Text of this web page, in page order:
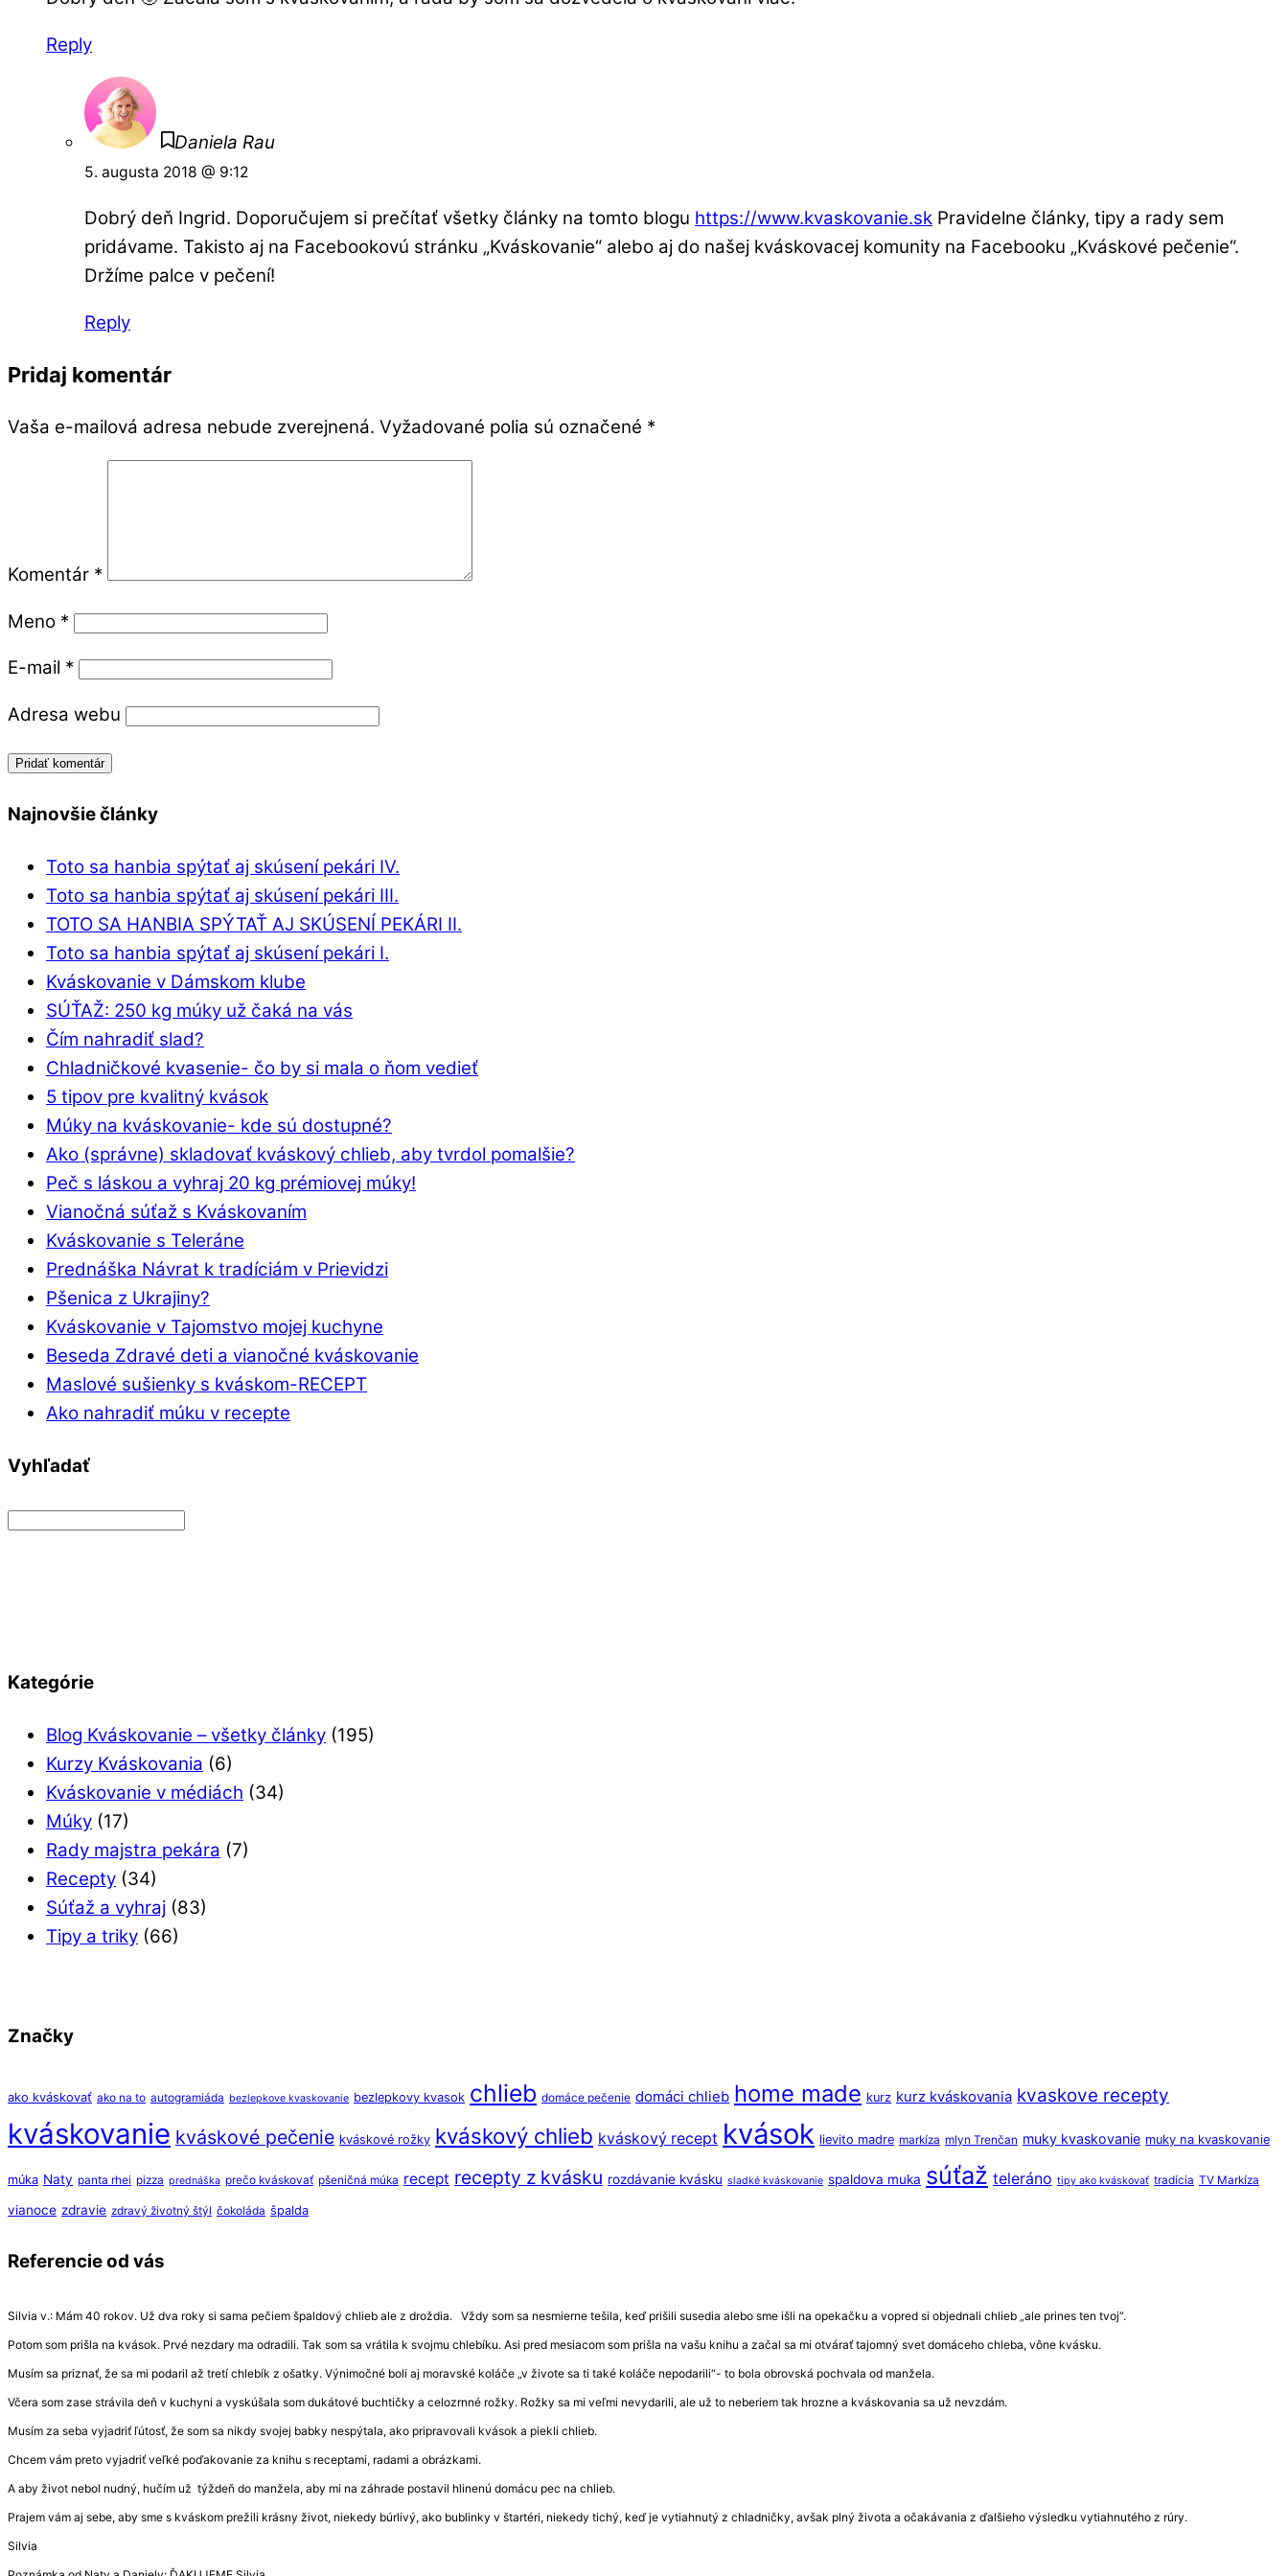
Reply
Daniela Rau
5. augusta 2018 @ 9:12
Dobrý deň Ingrid. Doporučujem si prečítať všetky články na tomto blogu https://www.kvaskovanie.sk Pravidelne články, tipy a rady sem
pridávame. Takisto aj na Facebookovú stránku „Kváskovanie“ alebo aj do našej kváskovacej komunity na Facebooku „Kváskové pečenie“.
Držíme palce v pečení!
Reply
Pridaj komentár
Vaša e-mailová adresa nebude zverejnená. Vyžadované polia sú označené *
Komentár *
Meno *
E-mail *
Adresa webu
Najnovšie články
Toto sa hanbia spýtať aj skúsení pekári IV.
Toto sa hanbia spýtať aj skúsení pekári III.
TOTO SA HANBIA SPÝTAŤ AJ SKÚSENÍ PEKÁRI II.
Toto sa hanbia spýtať aj skúsení pekári I.
Kváskovanie v Dámskom klube
SÚŤAŽ: 250 kg múky už čaká na vás
Čím nahradiť slad?
Chladničkové kvasenie- čo by si mala o ňom vedieť
5 tipov pre kvalitný kvások
Múky na kváskovanie- kde sú dostupné?
Ako (správne) skladovať kváskový chlieb, aby tvrdol pomalšie?
Peč s láskou a vyhraj 20 kg prémiovej múky!
Vianočná súťaž s Kváskovaním
Kváskovanie s Teleráne
Prednáška Návrat k tradíciám v Prievidzi
Pšenica z Ukrajiny?
Kváskovanie v Tajomstvo mojej kuchyne
Beseda Zdravé deti a vianočné kváskovanie
Maslové sušienky s kváskom-RECEPT
Ako nahradiť múku v recepte
Vyhľadať
Kategórie
Blog Kváskovanie – všetky články (195)
Kurzy Kváskovania (6)
Kváskovanie v médiách (34)
Múky (17)
Rady majstra pekára (7)
Recepty (34)
Súťaž a vyhraj (83)
Tipy a triky (66)
Značky
ako kváskovať ako na to autogramiáda bezlepkove kvaskovanie bezlepkovy kvasok chlieb domáce pečenie domáci chlieb home made kurz kurz kváskovania kvaskove recepty
kváskovanie kváskové pečenie kváskové rožky kváskový chlieb kváskový recept kvások lievito madre markíza mlyn Trenčan muky kvaskovanie muky na kvaskovanie
múka Naty panta rhei pizza prednáška prečo kváskovať pšeničná múka recept recepty z kvásku rozdávanie kvásku sladké kváskovanie spaldova muka súťaž teleráno tipy ako kváskovať tradícia TV Markíza
vianoce zdravie zdravý životný štýl čokoláda špalda
Referencie od vás
Silvia v.: Mám 40 rokov. Už dva roky si sama pečiem špaldový chlieb ale z droždia. Vždy som sa nesmierne tešila, keď prišili susedia alebo sme išli na opekačku a vopred si objednali chlieb „ale prines ten tvoj“.
Potom som prišla na kvások. Prvé nezdary ma odradili. Tak som sa vrátila k svojmu chlebíku. Asi pred mesiacom som prišla na vašu knihu a začal sa mi otvárať tajomný svet domáceho chleba, vône kvásku.
Musím sa priznať, že sa mi podaril až tretí chlebík z ošatky. Výnimočné boli aj moravské koláče „v živote sa ti také koláče nepodarili“- to bola obrovská pochvala od manžela.
Včera som zase strávila deň v kuchyni a vyskúšala som dukátové buchtičky a celozrnné rožky. Rožky sa mi veľmi nevydarili, ale už to neberiem tak hrozne a kváskovania sa už nevzdám.
Musím za seba vyjadriť ľútosť, že som sa nikdy svojej babky nespýtala, ako pripravovali kvások a piekli chlieb.
Chcem vám preto vyjadriť veľké poďakovanie za knihu s receptami, radami a obrázkami.
A aby život nebol nudný, hučím už týždeň do manžela, aby mi na záhrade postavil hlinenú domácu pec na chlieb.
Prajem vám aj sebe, aby sme s kváskom prežili krásny život, niekedy búrlivý, ako bublinky v štartéri, niekedy tichý, keď je vytiahnutý z chladničky, avšak plný života a očakávania z ďalšieho výsledku vytiahnutého z rúry.
Silvia